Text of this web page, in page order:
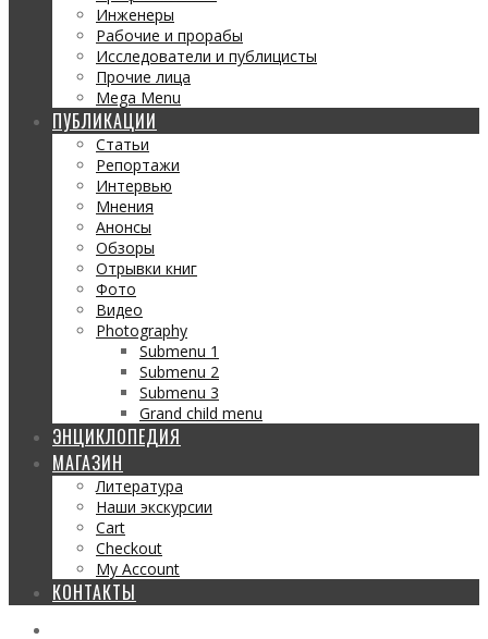
Инженеры
Рабочие и прорабы
Исследователи и публицисты
Прочие лица
Mega Menu
ПУБЛИКАЦИИ
Статьи
Репортажи
Интервью
Мнения
Анонсы
Обзоры
Отрывки книг
Фото
Видео
Photography
Submenu 1
Submenu 2
Submenu 3
Grand child menu
ЭНЦИКЛОПЕДИЯ
МАГАЗИН
Литература
Наши экскурсии
Cart
Checkout
My Account
КОНТАКТЫ